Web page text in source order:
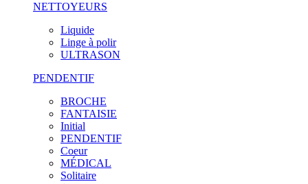
NETTOYEURS
Liquide
Linge à polir
ULTRASON
PENDENTIF
BROCHE
FANTAISIE
Initial
PENDENTIF
Coeur
MÉDICAL
Solitaire